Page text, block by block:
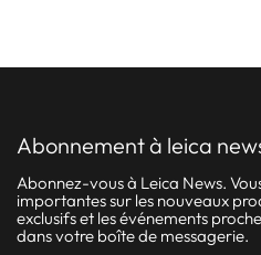
abonnement à leica
Abonnez-vous à Leica News.
importantes sur les nouveaux
exclusifs et les événements
dans votre boîte de messagerie.